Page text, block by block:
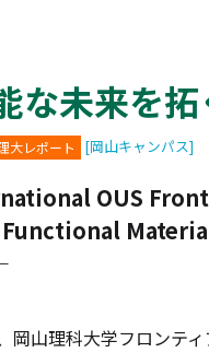
な未来を
大レポート [岡山キャンパス]
OUS
岡山理科大学フロンテ